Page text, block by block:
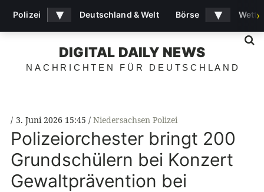
DIGITAL DAILY NEWS
NACHRICHTEN FÜR DEUTSCHLAND
3. Juni 2026 15:45 Niedersachsen Polizei
Polizeiorchester bringt 200
Grundschülern bei Konzert
Gewaltprävention bei
Polizei ▾ Deutschland & Welt Börse ▾ ›